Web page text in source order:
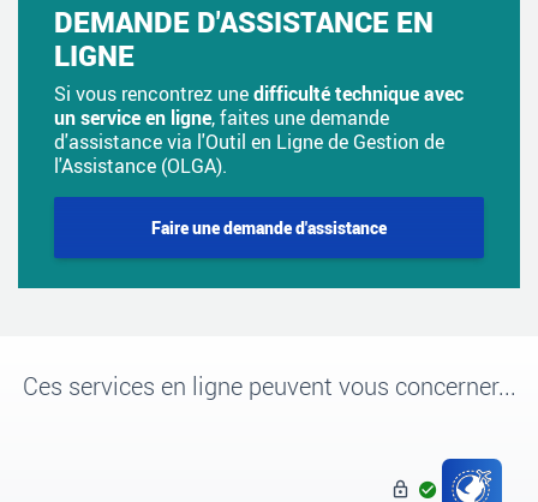
DEMANDE D'ASSISTANCE EN
LIGNE
Si vous rencontrez unedifficulté technique avec
un service en ligne, faites une demande
d'assistance via l'Outil en Ligne de Gestion de
l'Assistance (OLGA).
Faire une demande d'assistance
Ces services en ligne peuvent vous concerner...
Service